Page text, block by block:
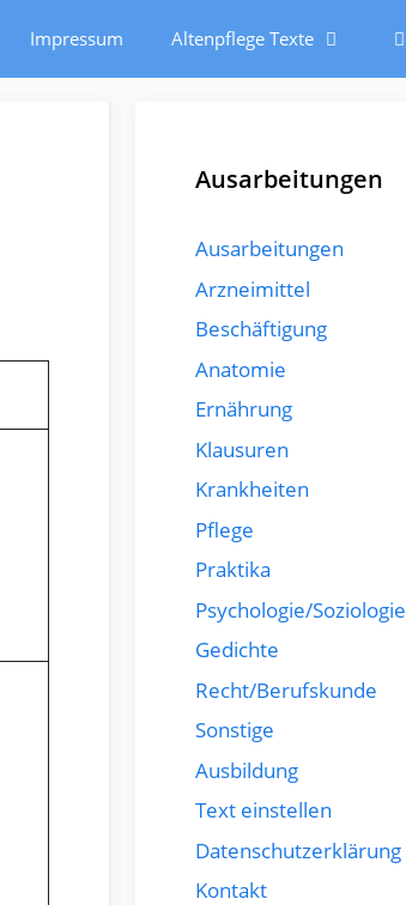
Impressum Altenpflege Texte
Ausarbeitungen
Ausarbeitungen
Arzneimittel
Beschäftigung
Anatomie
Ernährung
Klausuren
Krankheiten
Pflege
Praktika
Psychologie/Soziologie
Gedichte
Recht/Berufskunde
Sonstige
Ausbildung
Text einstellen
Datenschutzerklärung
Kontakt